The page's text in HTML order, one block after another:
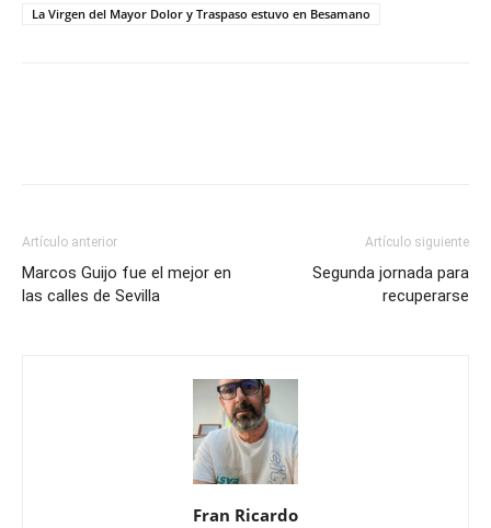
La Virgen del Mayor Dolor y Traspaso estuvo en Besamano
Artículo anterior
Marcos Guijo fue el mejor en
las calles de Sevilla
Artículo siguiente
Segunda jornada para
recuperarse
Fran Ricardo